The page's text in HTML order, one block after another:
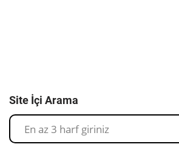
Site İçi Arama